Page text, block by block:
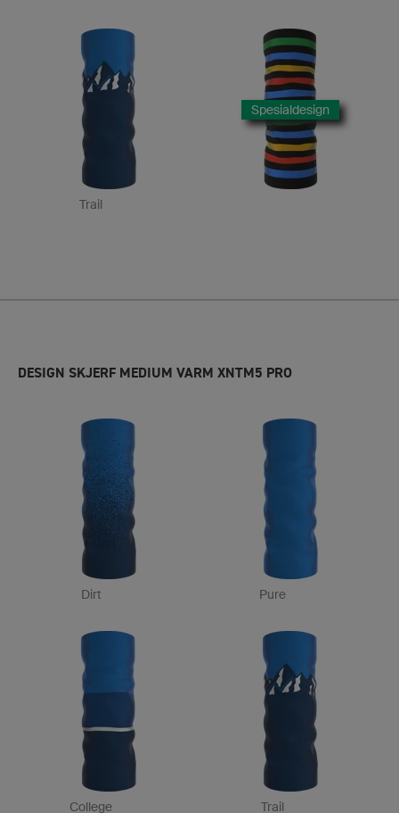
Trail
Spesialdesign
DESIGN SKJERF MEDIUM VARM XNTM5 PRO
Dirt Pure
College Trail